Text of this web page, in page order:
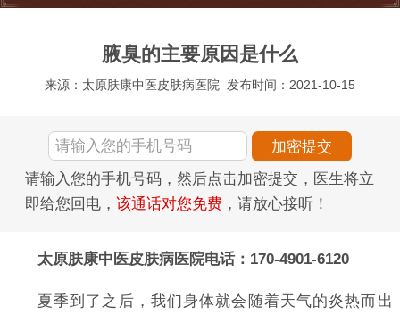
腋臭的主要原因是什么
来源：太原肤康中医皮肤病医院 发布时间：2021-10-15
请输入您的手机号码，然后点击加密提交，医生将立
即给您回电， 该通话对您免费 ，请放心接听！
太原肤康中医皮肤病医院电话：170-4901-6120
夏季到了之后，我们身体就会随着天气的炎热而出